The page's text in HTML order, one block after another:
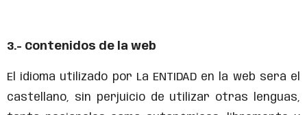
3.- Contenidos de la web
El idioma utilizado por La ENTIDAD en la web será el
castellano, sin perjuicio de utilizar otras lenguas,